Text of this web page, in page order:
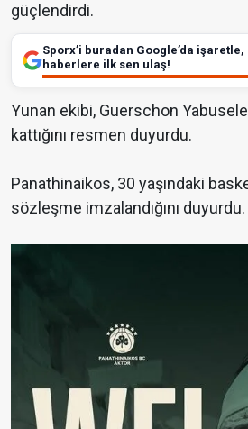
güçlendirdi.
Sporx’i buradan Google’da işaretle,
haberlere ilk sen ulaş!
Yunan ekibi, Guerschon
kattığını resmen duyurdu.
Panathinaikos, 30 yaşındaki
sözleşme imzalandığını duyurdu.